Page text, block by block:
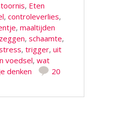
, Eten
,controleverlies,
,maaltijden
,schaamte,
,trigger,uit
voedsel,wat
denken
20